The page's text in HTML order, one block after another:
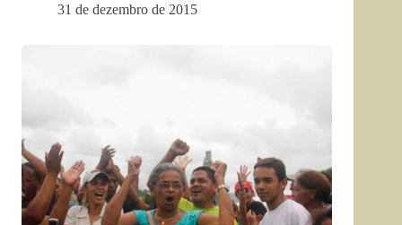
31 de dezembro de 2015